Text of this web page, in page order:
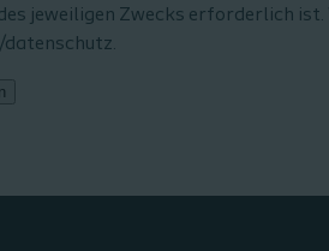
jeweiligen Zwecks erforderlich